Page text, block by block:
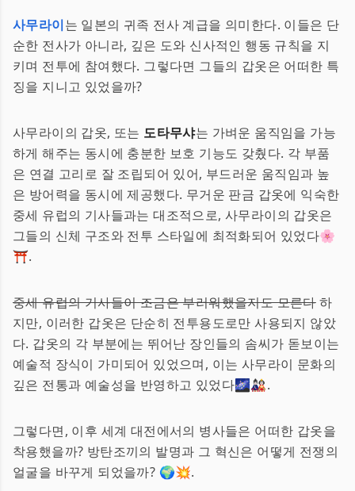
사무라이는 일본의 귀족 전사 계급을 의미한다. 이들은 단
순한 전사가 아니라, 깊은 도와 신사적인 행동 규칙을 지
키며 전투에 참여했다. 그렇다면 그들의 갑옷은 어떠한 특
징을 지니고 있었을까?
사무라이의 갑옷, 또는 도타무샤는 가벼운 움직임을 가능
하게 해주는 동시에 충분한 보호 기능도 갖췄다. 각 부품
은 연결 고리로 잘 조립되어 있어, 부드러운 움직임과 높
은 방어력을 동시에 제공했다. 무거운 판금 갑옷에 익숙한
중세 유럽의 기사들과는 대조적으로, 사무라이의 갑옷은
그들의 신체 구조와 전투 스타일에 최적화되어 있었다🌸
⛩️.
중세 유럽의 기사들이 조금은 부러워했을지도 모른다하
지만, 이러한 갑옷은 단순히 전투용도로만 사용되지 않았
다. 갑옷의 각 부분에는 뛰어난 장인들의 솜씨가 돋보이는
예술적 장식이 가미되어 있었으며, 이는 사무라이 문화의
깊은 전통과 예술성을 반영하고 있었다🌌🎎.
그렇다면, 이후 세계 대전에서의 병사들은 어떠한 갑옷을
착용했을까? 방탄조끼의 발명과 그 혁신은 어떻게 전쟁의
얼굴을 바꾸게 되었을까? 🌍💥.